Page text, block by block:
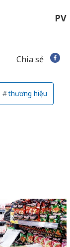
PV
Chia sẻ
thương hiệu